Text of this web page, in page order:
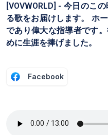
[VOVWORLD] - 今日のこ
る歌をお届けします。 ホ
であり偉大な指導者です
めに生涯を捧げました。
Facebook